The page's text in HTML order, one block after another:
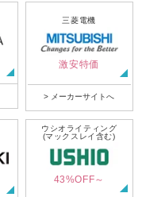
三菱電機
激安特価
> メーカーサイトへ
ウシオライティング
(マックスレイ含む)
43%OFF～